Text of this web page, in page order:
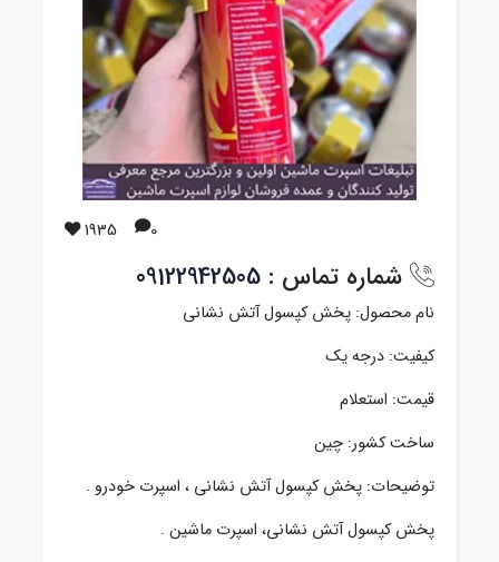
0
1935
شماره تماس :09122942505
نام محصول: پخش کپسول آتش نشانی
کیفیت: درجه یک
قیمت: استعلام
ساخت کشور: چین
توضیحات: پخش کپسول آتش نشانی ، اسپرت خودرو .
پخش کپسول آتش نشانی، اسپرت ماشین .